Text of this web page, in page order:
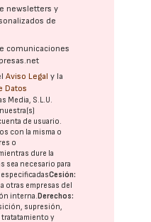
newsletters y
de
comunicaciones
Aviso Legal y la
Datos
Media, S.L.U.
de usuario.
con la misma o
o
dure la
sea necesario para
especificadasCesión:
otras empresas del
interna.Derechos:
supresión,
y